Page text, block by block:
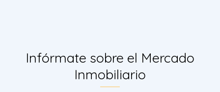
Infórmate sobre el Mercado
Inmobiliario